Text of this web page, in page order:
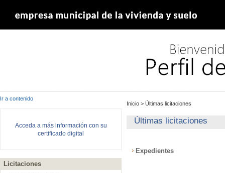
Ir a contenido
Acceda a más información con su
certificado digital
Licitaciones
Inicio > Últimas licitaciones
Últimas licitaciones
Expedientes